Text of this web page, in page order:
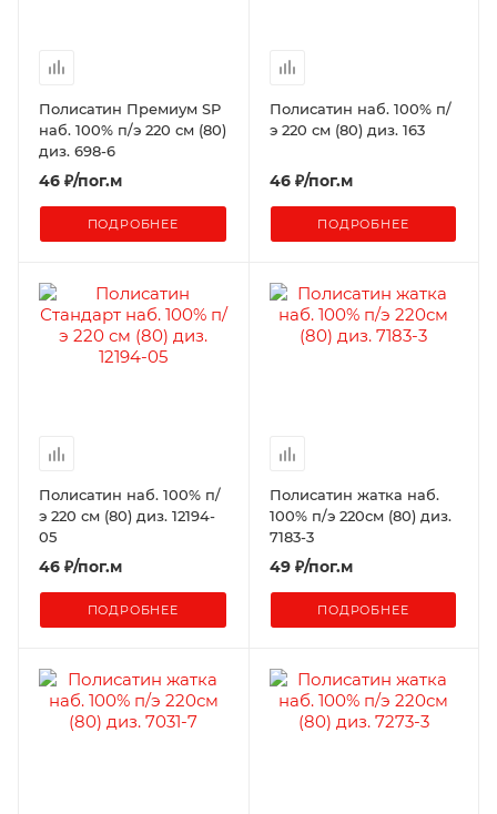
Полисатин Премиум SP
наб. 100% п/э 220 см (80)
диз. 698-6
46 ₽/пог.м
ПОДРОБНЕЕ
Полисатин наб. 100% п/
э 220 см (80) диз. 163
46₽/пог.м
ПОДРОБНЕЕ
Полисатин наб. 100% п/
э 220 см (80) диз. 12194-
05
46 ₽/пог.м
ПОДРОБНЕЕ
Полисатин жатка наб.
100% п/э 220см (80) диз.
7183-3
49₽/пог.м
ПОДРОБНЕЕ